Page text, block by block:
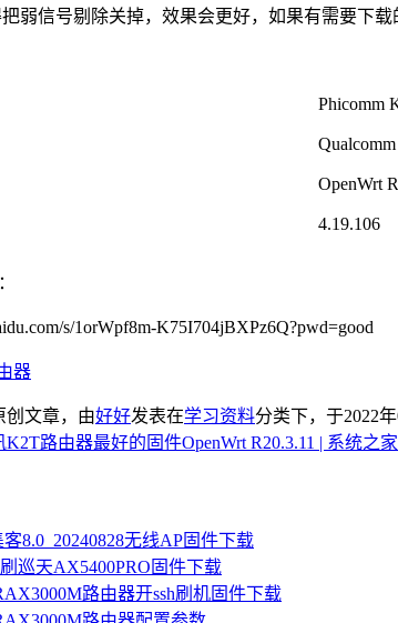
弱信号剔除关掉，效果会更好，如果有需要下
Phicomm
OpenWrt
4.19.106
s/1orWpf8m-K75I704jBXPz6Q?pwd=good
器
创文章，由好好发表在学习资料分类下，于2022
K2T路由器最好的固件OpenWrt R20.3.11 | 系统之
8.0_20240828无线AP固件下载
巡天AX5400PRO固件下载
路由器开ssh刷机固件下载